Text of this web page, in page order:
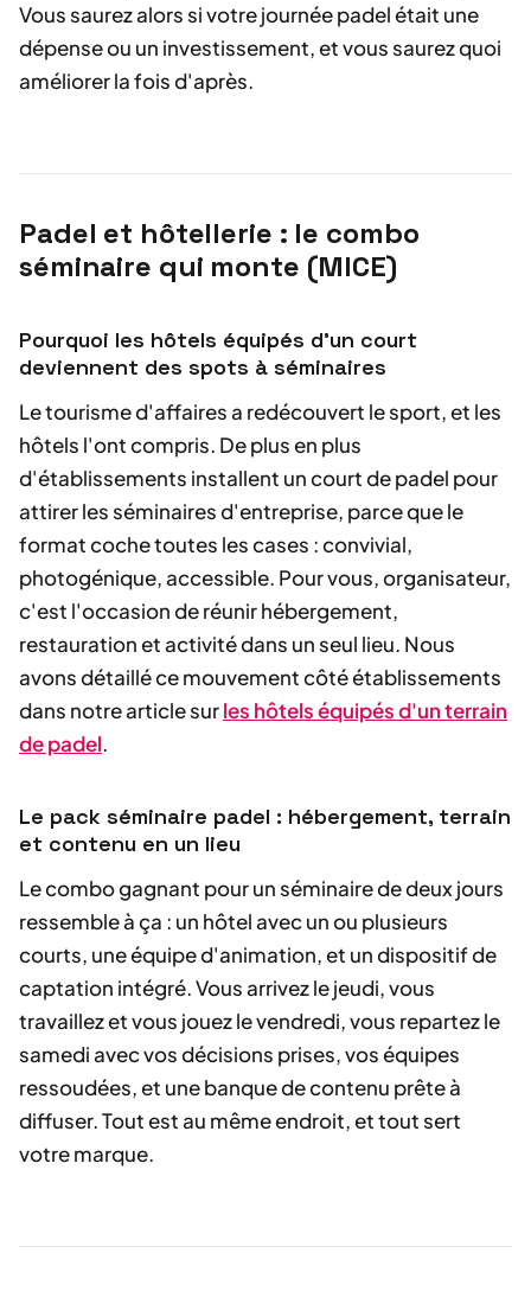
Vous saurez alors si votre journée padel était une
dépense ou un investissement, et vous saurez quoi
améliorer la fois d'après.
Padel et hôtellerie : le combo
séminaire qui monte (MICE)
Pourquoi les hôtels équipés d'un court
deviennent des spots à séminaires
Le tourisme d'affaires a redécouvert le sport, et les
hôtels l'ont compris. De plus en plus
d'établissements installent un court de padel pour
attirer les séminaires d'entreprise, parce que le
format coche toutes les cases : convivial,
photogénique, accessible. Pour vous, organisateur,
c'est l'occasion de réunir hébergement,
restauration et activité dans un seul lieu. Nous
avons détaillé ce mouvement côté établissements
dans notre article surles hôtels équipés d'un terrain
de padel.
Le pack séminaire padel : hébergement, terrain
et contenu en un lieu
Le combo gagnant pour un séminaire de deux jours
ressemble à ça : un hôtel avec un ou plusieurs
courts, une équipe d'animation, et un dispositif de
captation intégré. Vous arrivez le jeudi, vous
travaillez et vous jouez le vendredi, vous repartez le
samedi avec vos décisions prises, vos équipes
ressoudées, et une banque de contenu prête à
diffuser. Tout est au même endroit, et tout sert
votre marque.